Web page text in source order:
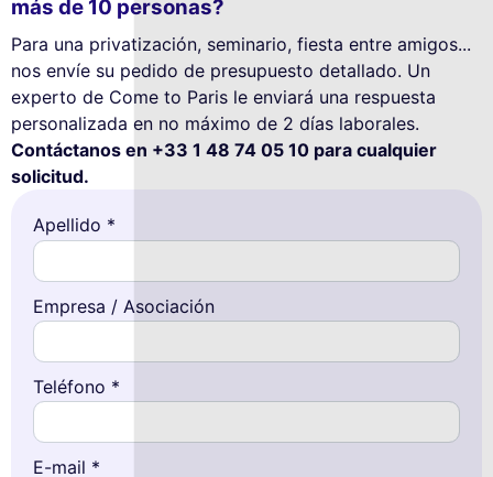
más de 10 personas?
Para una privatización, seminario, fiesta entre amigos...
nos envíe su pedido de presupuesto detallado. Un
experto de Come to Paris le enviará una respuesta
personalizada en no máximo de 2 días laborales.
Contáctanos en +33 1 48 74 05 10 para cualquier
solicitud.
Apellido *
Empresa / Asociación
Teléfono *
E-mail *